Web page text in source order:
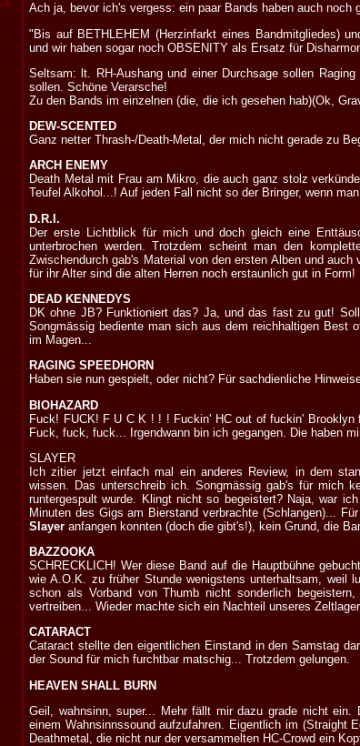
Ach ja, bevor ich's vergess: ein paar Bands haben auch
"Bis auf BETHLEHEM (Herzinfarkt eines Bandmitgliedes)
und wir haben sogar noch OBSENITY als Ersatz für
Seltsam: lt. RH-Aushang und einer Durchsage sollen
sollen. Schöne Verarsche!
Zu den Bands im einzelnen (die, die ich gesehen hab)(Ok,
DEW-SCENTED
Ganz netter Thrash-/Death-Metal, der mich nicht gerade zu
ARCH ENEMY
Death Metal mit Frau am Mikro, die auch ganz stolz
Teufel Alkohol...! Auf jeden Fall nicht so der Bringer, wenn
D.R.I.
Der erste Lichtblick für mich und doch gleich eine
unterbrochen werden. Trotzdem scheint man den
Zwischendurch gab's Material von den ersten Alben und
für ihr Alter sind die alten Herren noch erstaunlich gut in Form!
DEAD KENNEDYS
DK ohne JB? Funktioniert das? Ja, und das fast zu gut!
Songmässig bediente man sich aus dem reichhaltigen Best
im Magen...
RAGING SPEEDHORN
Haben sie nun gespielt, oder nicht? Für sachdienliche
BIOHAZARD
Fuck! FUCK! F U C K ! ! ! Fuckin' HC out of fuckin'
Fuck, fuck, fuck... Irgendwann bin ich gegangen. Die haben
SLAYER
Ich zitier jetzt einfach mal ein anderes Review, in dem
wissen. Das unterschreib ich. Songmässig gab's für mich
runtergespult wurde. Klingt nicht so begeistert? Naja, war
Minuten des Gigs am Bierstand verbrachte (Schlangen)...
Slayer anfangen konnten (doch die gibt's!), kein Grund, die
BAZZOOKA
SCHRECKLICH! Wer diese Band auf die Hauptbühne
wie A.O.K. zu früher Stunde wenigstens unterhaltsam, weil
schon als Vorband von Thumb nicht sonderlich
vertreiben... Wieder machte sich ein Nachteil unseres
CATARACT
Cataract stellte den eigentlichen Einstand in den Samstag
der Sound für mich furchtbar matschig... Trotzdem gelungen.
HEAVEN SHALL BURN
Geil, wahnsinn, super... Mehr fällt mir dazu grade nicht
einem Wahnsinnssound aufzufahren. Eigentlich im (Straight
Deathmetal, die nicht nur der versammelten HC-Crowd ein